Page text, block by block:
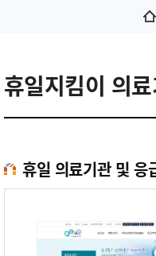
휴일지킴이 의
휴일 의료기관 및 응